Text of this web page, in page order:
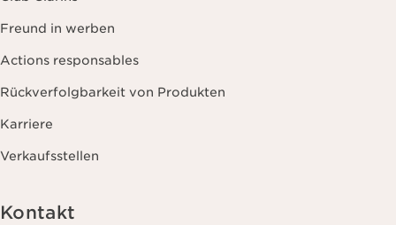
Freund in werben
Actions responsables
Rückverfolgbarkeit von Produkten
Karriere
Verkaufsstellen
Kontakt